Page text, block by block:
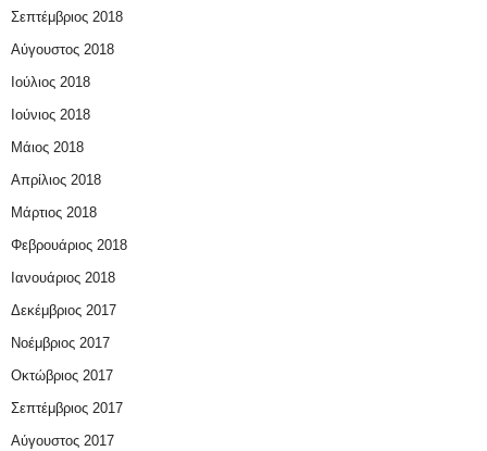
Σεπτέμβριος 2018
Αύγουστος 2018
Ιούλιος 2018
Ιούνιος 2018
Μάιος 2018
Απρίλιος 2018
Μάρτιος 2018
Φεβρουάριος 2018
Ιανουάριος 2018
Δεκέμβριος 2017
Νοέμβριος 2017
Οκτώβριος 2017
Σεπτέμβριος 2017
Αύγουστος 2017